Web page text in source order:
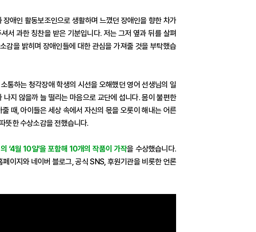
애인 활동보조인으로 생활하며 느꼈던 장애인을 향한 차가
서 과한 칭찬을 받은 기분입니다. 저는 그저 옆과 뒤를 살펴
감을 밝히며 장애인들에 대한 관심을 가져줄 것을 부탁했습
통하는 청각장애 학생의 시선을 오해했던 영어 선생님의 일
지 않을까 늘 떨리는 마음으로 교단에 섭니다. 몸이 불편한
때, 아이들은 세상 속에서 자신의 몫을 오롯이 해내는 어른
뜻한 수상소감을 전했습니다.
‘4월 10일’을 포함해 10개의 작품이 가작을 수상했습니다.
페이지와 네이버 블로그, 공식 SNS, 후원기관을 비롯한 언론